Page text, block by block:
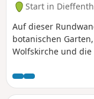
Start in
Auf dieser
botanischen
Wolfskirche und